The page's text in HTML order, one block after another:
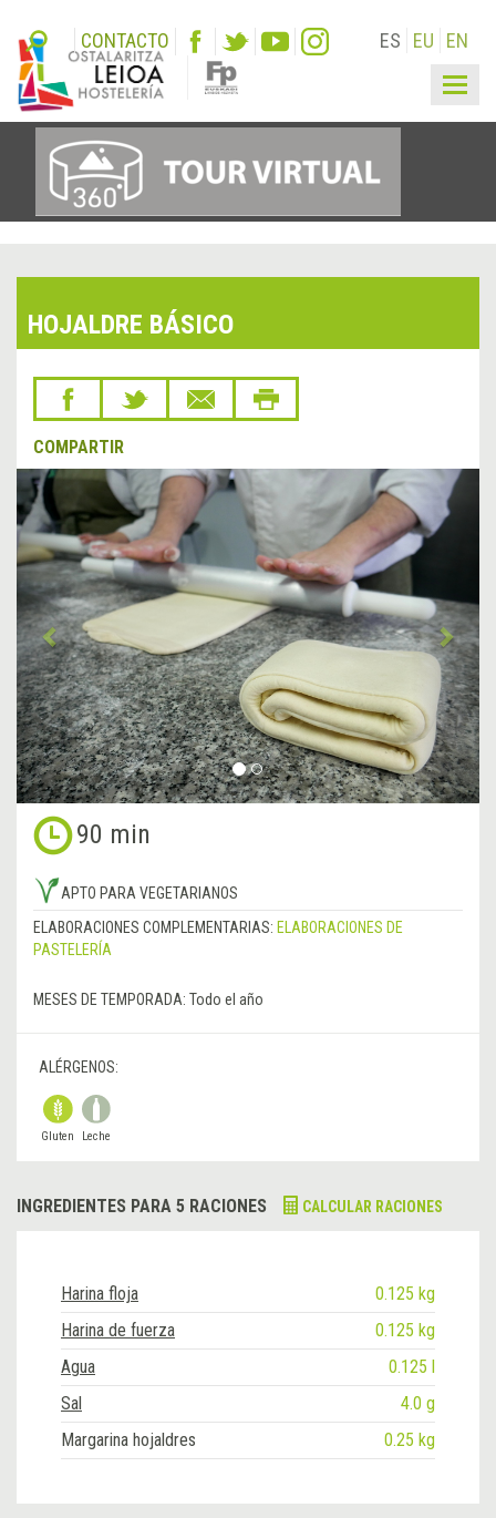
CONTACTO ES EU EN
HOJALDRE BÁSICO
COMPARTIR
&lsaquo;
Anterior
90 min
APTO PARA VEGETARIANOS
ELABORACIONES COMPLEMENTARIAS: ELABORACIONES DE
PASTELERÍA
MESES DE TEMPORADA: Todo el año
ALÉRGENOS:
Gluten Leche
INGREDIENTES PARA 5 RACIONES CALCULAR RACIONES
Harina floja
0.125 kg
Harina de fuerza
0.125 kg
Agua
0.125 l
Sal
4.0 g
Margarina hojaldres
0.25 kg